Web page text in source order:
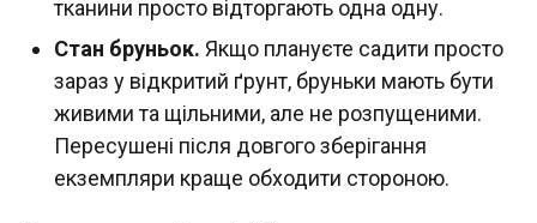
тканини просто відторгають одна одну.
Стан бруньок. Якщо плануєте садити просто
зараз у відкритий ґрунт, бруньки мають бути
живими та щільними, але не розпущеними.
Пересушені після довгого зберігання
екземпляри краще обходити стороною.